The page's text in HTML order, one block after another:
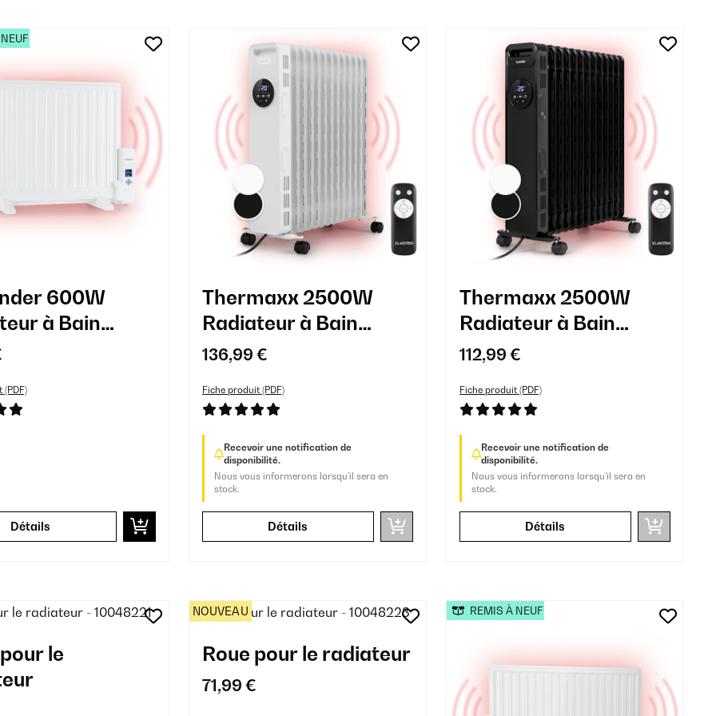
600W
à Bain
Blanc
(PDF)
Détails
Thermaxx 2500W
Radiateur à Bain
d'Huile 12 Éléments
136,99 €
Fiche produit (PDF)
Recevoir une notification de
disponibilité.
Nous vous informerons lorsqu’il sera en
stock.
Détails
Thermaxx 2500W
Radiateur à Bain
d'Huile 12 Éléments
112,99 €
Fiche produit (PDF)
Recevoir une notification de
disponibilité.
Nous vous informerons lorsqu’il sera en
stock.
Détails
le
Roue pour le radiateur
71,99 €
NOUVEAU REMIS À NEUF